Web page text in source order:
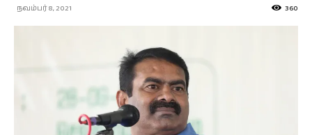
நவம்பர் 8, 2021 360